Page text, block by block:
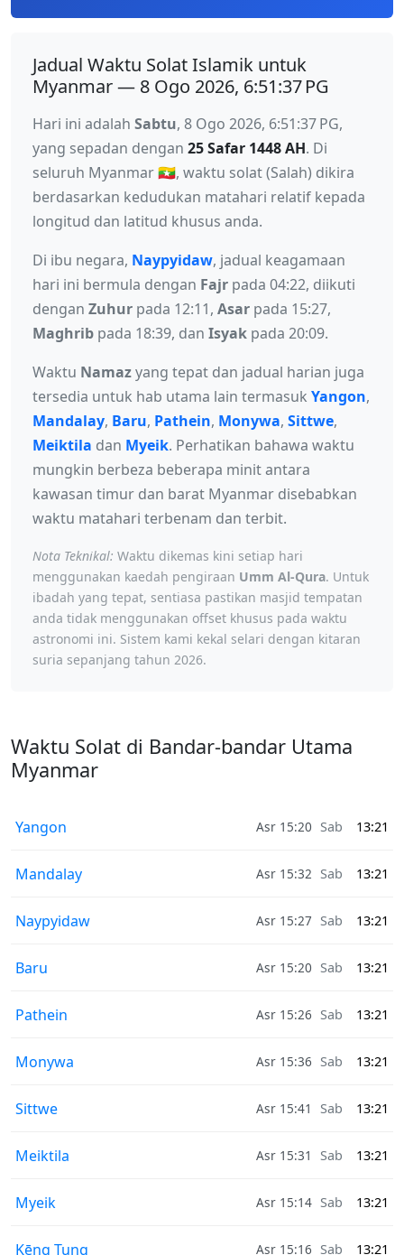
Jadual Waktu Solat Islamik untuk
Myanmar — 8 Ogo 2026, 6:51:37 PG
Hari ini adalah Sabtu, 8 Ogo 2026, 6:51:37 PG,
yang sepadan dengan 25 Safar 1448 AH. Di
seluruh Myanmar 🇲🇲, waktu solat (Salah) dikira
berdasarkan kedudukan matahari relatif kepada
longitud dan latitud khusus anda.
Di ibu negara, Naypyidaw, jadual keagamaan
hari ini bermula dengan Fajr pada 04:22, diikuti
dengan Zuhur pada 12:11, Asar pada 15:27,
Maghrib pada 18:39, dan Isyak pada 20:09.
Waktu Namazyang tepat dan jadual harian juga
tersedia untuk hab utama lain termasuk Yangon,
Mandalay, Baru, Pathein, Monywa, Sittwe,
Meiktila dan Myeik. Perhatikan bahawa waktu
mungkin berbeza beberapa minit antara
kawasan timur dan barat Myanmar disebabkan
waktu matahari terbenam dan terbit.
Nota Teknikal: Waktu dikemas kini setiap hari
menggunakan kaedah pengiraan Umm Al-Qura. Untuk
ibadah yang tepat, sentiasa pastikan masjid tempatan
anda tidak menggunakan offset khusus pada waktu
astronomi ini. Sistem kami kekal selari dengan kitaran
suria sepanjang tahun 2026.
Waktu Solat di Bandar-bandar Utama
Myanmar
Yangon Asr 15:20 Sab 13:21
Mandalay Asr 15:32 Sab 13:21
Naypyidaw Asr 15:27 Sab 13:21
Baru Asr 15:20 Sab 13:21
Pathein Asr 15:26 Sab 13:21
Monywa Asr 15:36 Sab 13:21
Sittwe Asr 15:41 Sab 13:21
Meiktila Asr 15:31 Sab 13:21
Myeik Asr 15:14 Sab 13:21
Kēng Tung Asr 15:16 Sab 13:21